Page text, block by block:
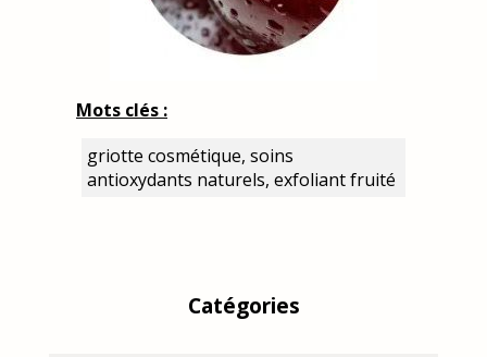
Mots clés :
griotte cosmétique, soins
antioxydants naturels, exfoliant fruité
Catégories